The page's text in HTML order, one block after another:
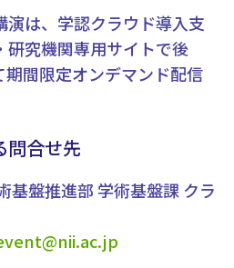
は、学認クラウド導入支
研究機関専用サイトで後
期間限定オンデマンド配信
問合せ先
基盤推進部 学術基盤課 クラ